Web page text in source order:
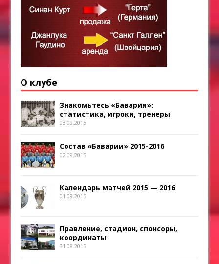
О клубе
Знакомьтесь «Бавария»:
статистика, игроки, тренеры
03.09.2015
Состав «Баварии» 2015-2016
02.09.2015
Календарь матчей 2015 — 2016
01.09.2015
Правление, стадион, спонсоры,
координаты
31.08.2015